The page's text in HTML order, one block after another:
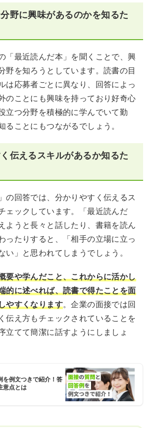
野に興味があるのかを知るた
「最近読んだ本」を聞くことで、興
野を知ろうとしています。読書の目
は応募者ごとに異なり、回答によっ
のことにも興味を持っており好奇心
立つ分野を積極的に学んでいて勤
ることにもつながるでしょう。
伝えるスキルがあるか知るた
の回答では、分かりやすく伝えるス
ェックしています。「最近読んだ
ようと長々と話したり、書籍を読ん
ったりすると、「相手の立場に立っ
い」と思われてしまうでしょう。
要や学んだこと、これからに活かし
的に述べれば、読書で得たことを面
やすくなります。企業の面接では回
伝え方もチェックされていることを
立てて簡潔に話すようにしましょ
を例文つきで紹介！答
意点とは